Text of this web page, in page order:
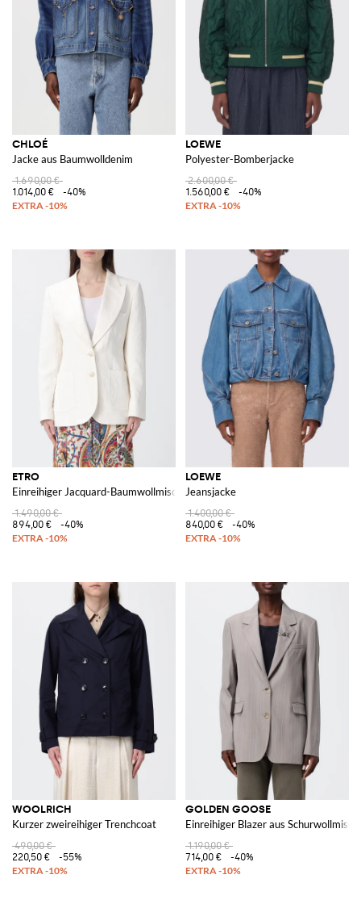
CHLOÉ
Jacke aus Baumwolldenim
1.690,00 €
1.014,00 €
-40%
LOEWE
Polyester-Bomberjacke
2.600,00 €
1.560,00 €
-40%
ETRO
Einreihiger Jacquard-Baumwollmischblazer
1.490,00 €
894,00 €
-40%
LOEWE
Jeansjacke
1.400,00 €
840,00 €
-40%
WOOLRICH
Kurzer zweireihiger Trenchcoat
490,00 €
220,50 €
-55%
GOLDEN GOOSE
Einreihiger Blazer aus
1.190,00 €
714,00 €
-40%